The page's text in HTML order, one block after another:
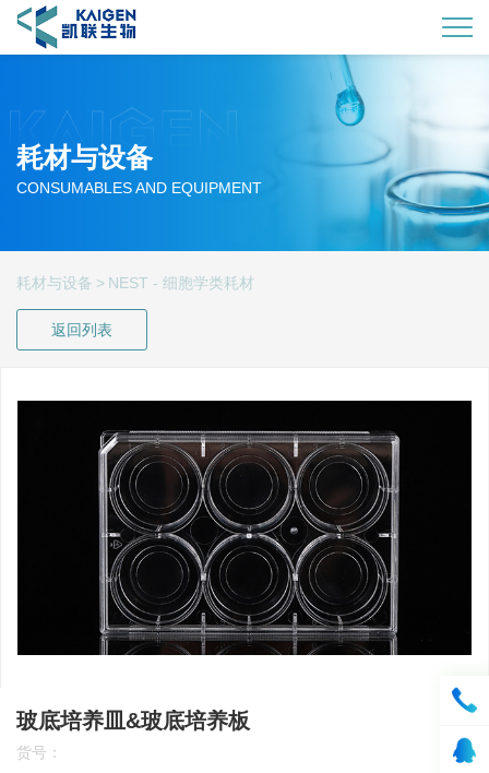
耗材与设备
CONSUMABLES AND EQUIPMENT
耗材与设备 > NEST - 细胞学类耗材
返回列表
玻底培养皿&玻底培养板
货号：